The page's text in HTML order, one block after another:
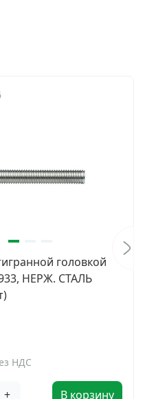
головкой
НЕРЖ. СТАЛЬ
НДС
+ В корзину